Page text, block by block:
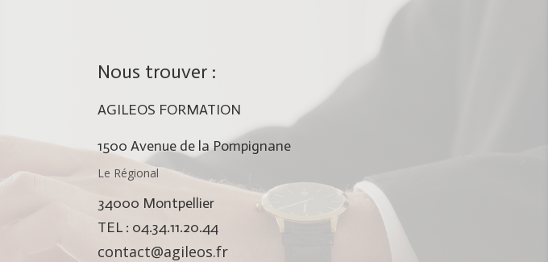
Nous trouver :
AGILEOS FORMATION
1500 Avenue de la Pompignane
Le Régional
34000 Montpellier
TEL : 04.34.11.20.44
contact@agileos.fr